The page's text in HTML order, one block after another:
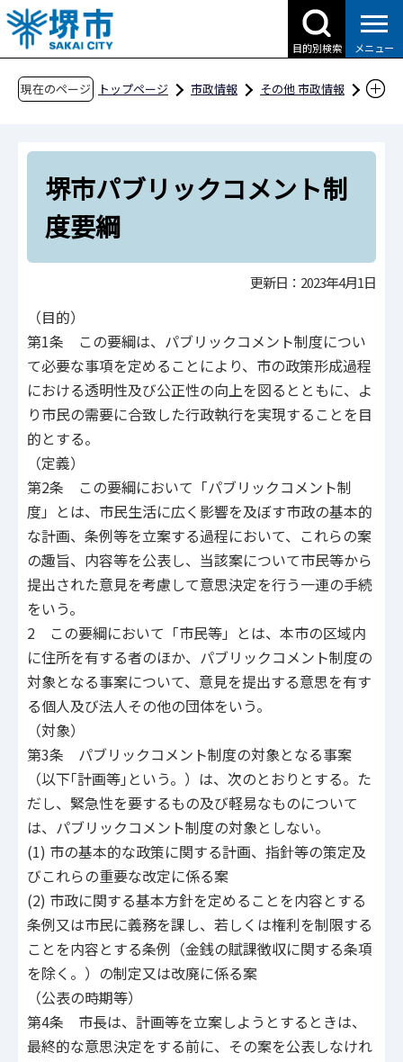
こ
の
ペ
目的別検索 メニュー
現在のページ トップページ 市政情報
その他 市政情報
文書・処務
堺市パブリックコメント制度要綱
堺市パブリックコメント制
度要綱
更新日：2023年4月1日
（目的）
第1条 この要綱は、パブリックコメント制度につい
て必要な事項を定めることにより、市の政策形成過程
における透明性及び公正性の向上を図るとともに、よ
り市民の需要に合致した行政執行を実現することを目
的とする。
（定義）
第2条 この要綱において「パブリックコメント制
度」とは、市民生活に広く影響を及ぼす市政の基本的
な計画、条例等を立案する過程において、これらの案
の趣旨、内容等を公表し、当該案について市民等から
提出された意見を考慮して意思決定を行う一連の手続
をいう。
2 この要綱において「市民等」とは、本市の区域内
に住所を有する者のほか、パブリックコメント制度の
対象となる事案について、意見を提出する意思を有す
る個人及び法人その他の団体をいう。
（対象）
第3条 パブリックコメント制度の対象となる事案
（以下｢計画等｣という。）は、次のとおりとする。た
だし、緊急性を要するもの及び軽易なものについて
は、パブリックコメント制度の対象としない。
(1) 市の基本的な政策に関する計画、指針等の策定及
びこれらの重要な改定に係る案
(2) 市政に関する基本方針を定めることを内容とする
条例又は市民に義務を課し、若しくは権利を制限する
ことを内容とする条例（金銭の賦課徴収に関する条項
を除く。）の制定又は改廃に係る案
（公表の時期等）
第4条 市長は、計画等を立案しようとするときは、
最終的な意思決定をする前に、その案を公表しなけれ